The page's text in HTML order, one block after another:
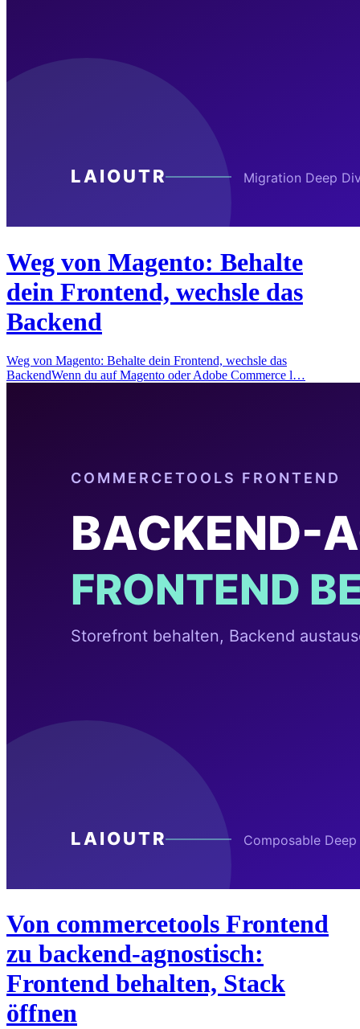
Weg von Magento: Behalte
dein Frontend, wechsle das
Backend
Weg von Magento: Behalte dein Frontend, wechsle das
BackendWenn du auf Magento oder Adobe Commerce l…
Von commercetools Frontend
zu backend-agnostisch:
Frontend behalten, Stack
öffnen